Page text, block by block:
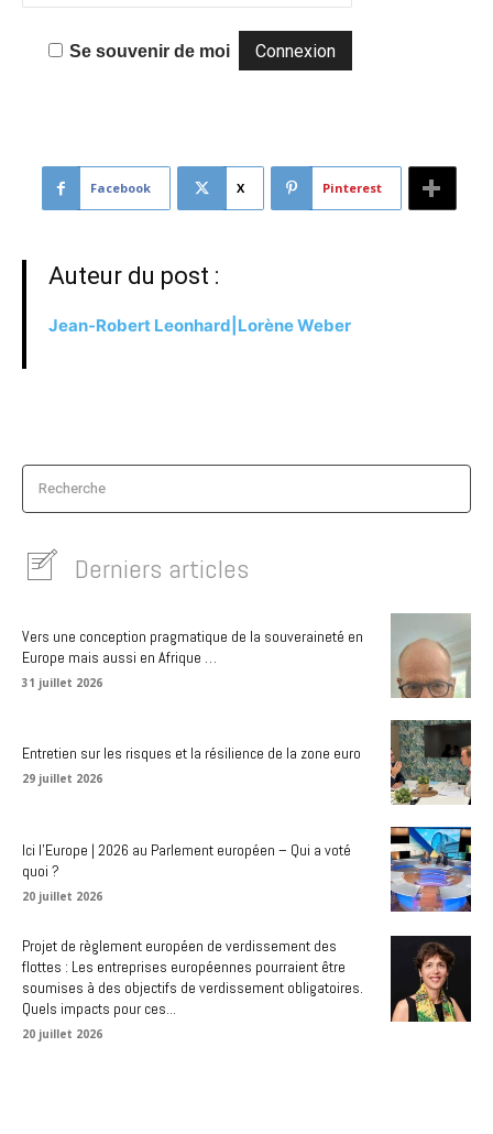
Se souvenir de moi
Facebook X Pinterest
Auteur du post :
Jean-Robert Leonhard|Lorène Weber
Recherche
Derniers articles
Vers une conception pragmatique de la souveraineté en
Europe mais aussi en Afrique …
31 juillet 2026
Entretien sur les risques et la résilience de la zone euro
29 juillet 2026
Ici l’Europe | 2026 au Parlement européen – Qui a voté
quoi ?
20 juillet 2026
Projet de règlement européen de verdissement des
flottes : Les entreprises européennes pourraient être
soumises à des objectifs de verdissement obligatoires.
Quels impacts pour ces...
20 juillet 2026